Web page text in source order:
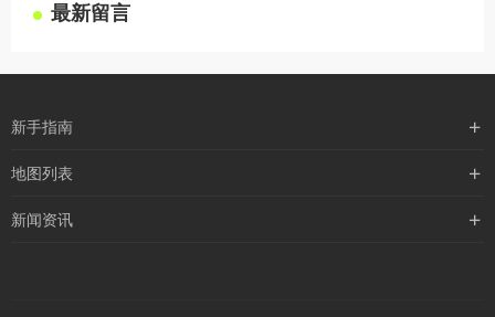
最新留言
新手指南
购买流程
地图列表
最新文章
新闻资讯